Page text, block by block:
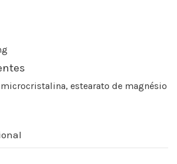
estearato de magnésio